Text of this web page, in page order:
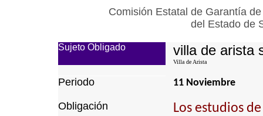
Comisión Estatal de Garantía
del Estado de
Sujeto Obligado villa de arista
Villa de Arista
Periodo 11 Noviembre
Obligación
Los estudios